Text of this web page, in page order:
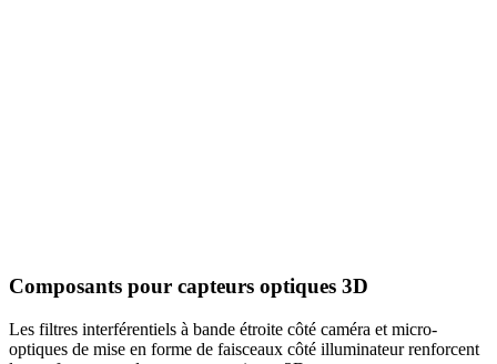
Composants pour capteurs optiques 3D
Les filtres interférentiels à bande étroite côté caméra et micro-
optiques de mise en forme de faisceaux côté illuminateur renforcent